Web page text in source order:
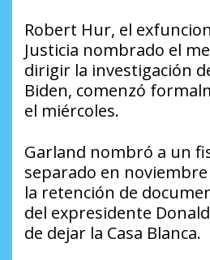
Robert Hur, el
Justicia nombrado el
dirigir la investigación
Biden, comenzó
el miércoles.
Garland nombró a un
separado en
la retención de
del expresidente
de dejar la Casa Blanca.